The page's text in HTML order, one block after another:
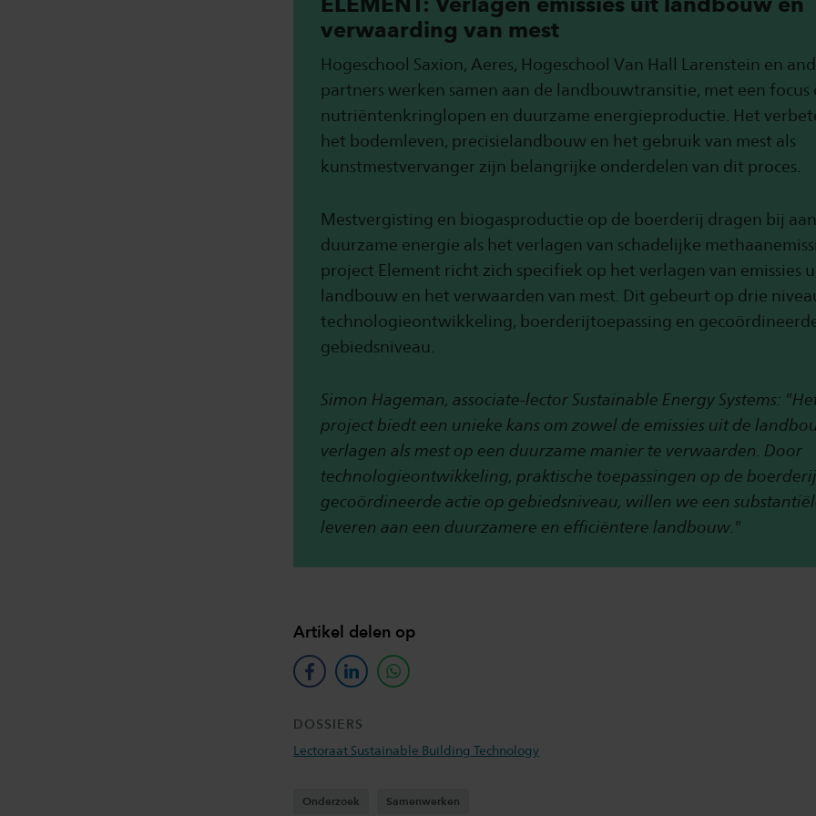
verwaarding van mest
Hogeschool Saxion, Aeres, Hogeschool Van Hall Larenstein en
partners werken samen aan de landbouwtransitie, met een focus
nutriëntenkringlopen en duurzame energieproductie. Het
het bodemleven, precisielandbouw en het gebruik van mest als
kunstmestvervanger zijn belangrijke onderdelen van dit proces.
Mestvergisting en biogasproductie op de boerderij dragen bij
duurzame energie als het verlagen van schadelijke
project Element richt zich specifiek op het verlagen van emissies
landbouw en het verwaarden van mest. Dit gebeurt op drie
technologieontwikkeling, boerderijtoepassing en
gebiedsniveau.
Simon Hageman, associate-lector Sustainable Energy Systems:
project biedt een unieke kans om zowel de emissies uit de
verlagen als mest op een duurzame manier te verwaarden. Door
technologieontwikkeling, praktische toepassingen op de
gecoördineerde actie op gebiedsniveau, willen we een
leveren aan een duurzamere en efficiëntere landbouw."
Artikel delen op
facebooklinkedinwhatsapp
DOSSIERS
Lectoraat Sustainable Building Technology
Onderzoek Samenwerken